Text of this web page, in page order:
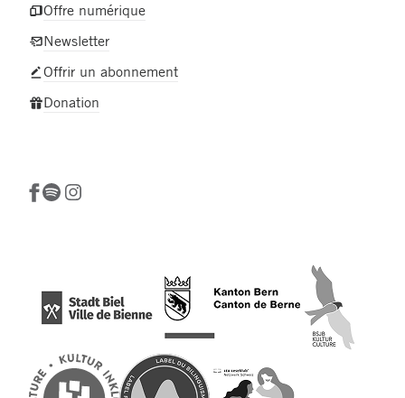
Offre numérique
Newsletter
Offrir un abonnement
Donation